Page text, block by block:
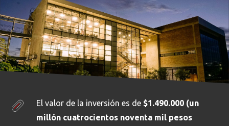
El valor de la inversión es de $1.490.000 (un
millón cuatrocientos noventa mil pesos